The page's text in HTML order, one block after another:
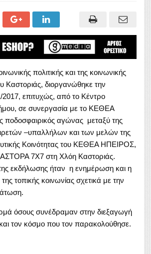
πολιτικής και της κοινωνικής
Καστοριάς, διοργανώθηκε την
επιτυχώς, από το Κέντρο
σε συνεργασία με το ΚΕΘΕΑ
ποδοσφαιρικός αγώνας μεταξύ της
–υπαλλήλων και των μελών της
Κοινότητας του ΚΕΘΕΑ ΗΠΕΙΡΟΣ,
7Χ7 στη Χλόη Καστοριάς.
εκδήλωσης ήταν η ενημέρωση και η
τοπικής κοινωνίας σχετικά με την
όσους συνέδραμαν στην διεξαγωγή
τον κόσμο που τον παρακολούθησε.